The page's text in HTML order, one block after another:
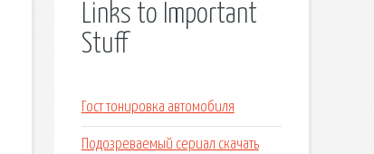
Links to Important
Stuff
Гост тонировка автомобиля
Подозреваемый сериал скачать